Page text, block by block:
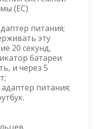
(EC)
питания;
эту
20 секунд,
батареи
и через 5
питания;